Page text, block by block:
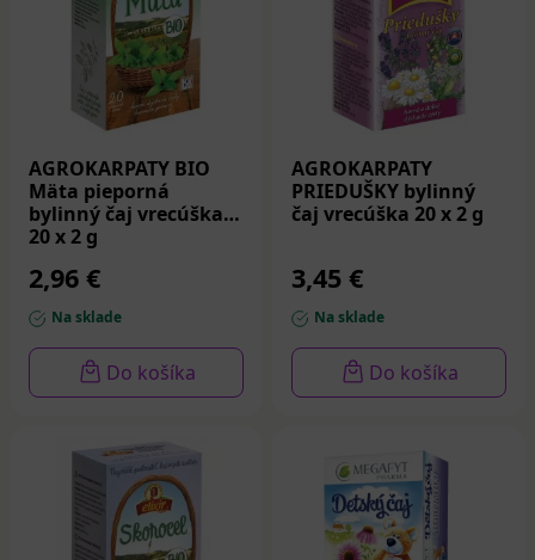
AGROKARPATY BIO
Mäta pieporná
bylinný čaj vrecúška
20 x 2 g
2,96 €
Na sklade
Do košíka
AGROKARPATY
PRIEDUŠKY bylinný
čaj vrecúška 20 x 2 g
3,45 €
Na sklade
Do košíka